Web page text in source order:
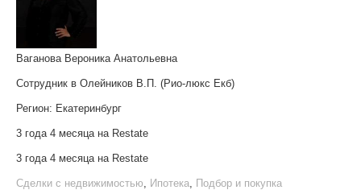
Ваганова Вероника Анатольевна
Сотрудник в Олейников В.П. (Рио-люкс Екб)
Регион: Екатеринбург
3 года 4 месяца на Restate
3 года 4 месяца на Restate
Сделки с недвижимостью, Ипотека, Подбор и покупка